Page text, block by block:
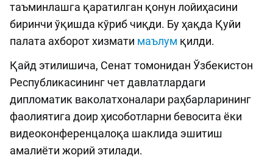
таъминлашга қаратилган қонун лойиҳасини
биринчи ўқишда кўриб чиқди. Бу ҳақда Қуйи
палата ахборот хизмати маълум қилди.
Қайд этилишича, Сенат томонидан Ўзбекистон
Республикасининг чет давлатлардаги
дипломатик ваколатхоналари раҳбарларининг
фаолиятига доир ҳисоботларни бевосита ёки
видеоконференцалоқа шаклида эшитиш
амалиёти жорий этилади.